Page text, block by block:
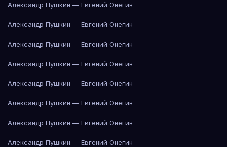
Александр Пушкин — Евгений Онегин
Александр Пушкин — Евгений Онегин
Александр Пушкин — Евгений Онегин
Александр Пушкин — Евгений Онегин
Александр Пушкин — Евгений Онегин
Александр Пушкин — Евгений Онегин
Александр Пушкин — Евгений Онегин
Александр Пушкин — Евгений Онегин